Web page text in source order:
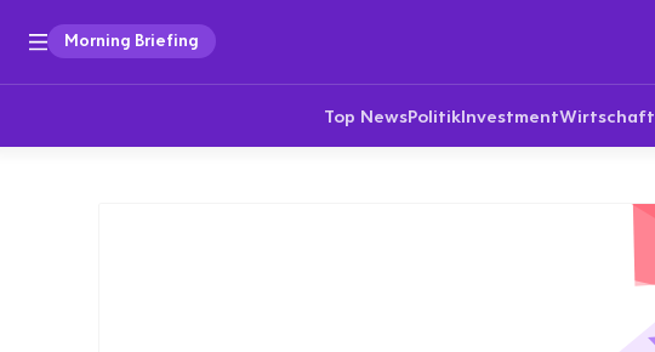
Morning Briefing
Top NewsPolitikInvestmentWirtschaft